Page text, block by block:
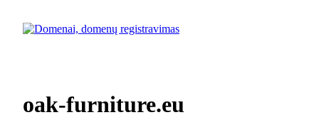
oak-furniture.eu